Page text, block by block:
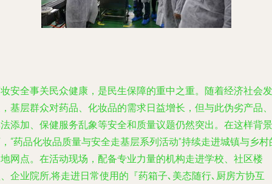
安全事关民众健康，是民生保障的重中之重。随着经济社会发
基层群众对药品、化妆品的需求日益增长，但与此伪劣产品、
添加、保健服务乱象等安全和质量议题仍然突出。在这样背景
“药品化妆品质量与安全走基层系列活动”持续走进城镇与乡村
网点。在活动现场，配备专业力量的机构走进学校、社区楼
企业院所,将走进日常使用的『药箱子､美态随行､厨房方协互